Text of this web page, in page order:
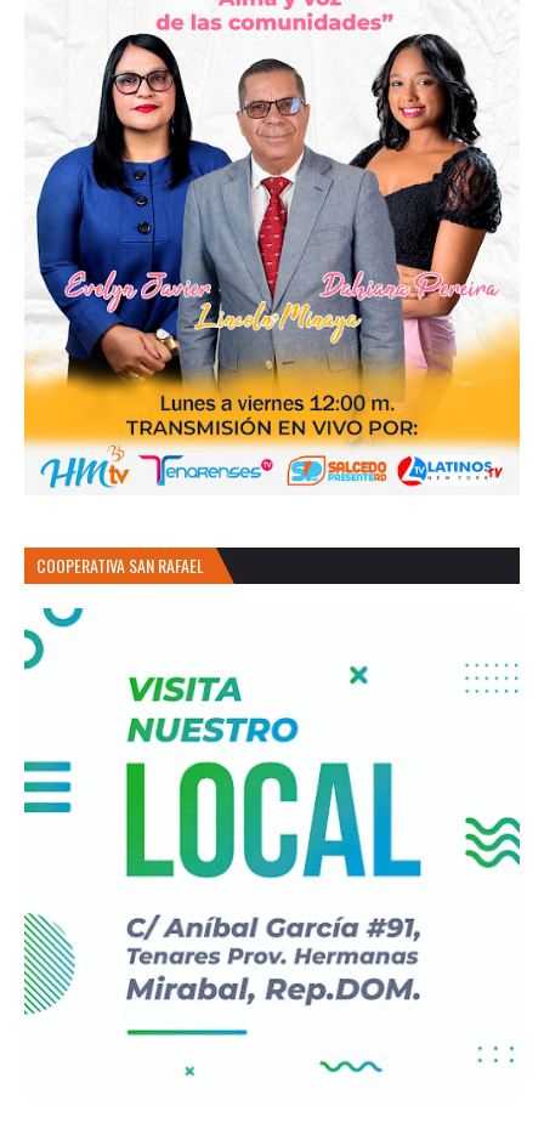
COOPERATIVA SAN RAFAEL